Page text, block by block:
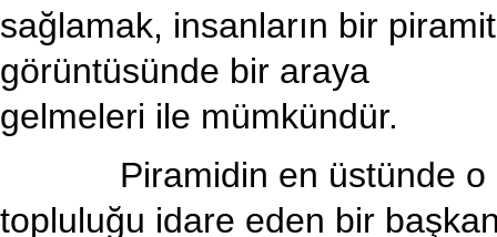
sağlamak, insanların bir piramit
görüntüsünde bir araya
gelmeleri ile mümkündür.
Piramidin en üstünde o
topluluğu idare eden bir